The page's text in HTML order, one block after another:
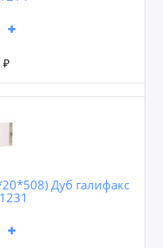
₽
Дуб галифакс